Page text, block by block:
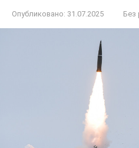
Опубликовано: 31.07.2025 Без